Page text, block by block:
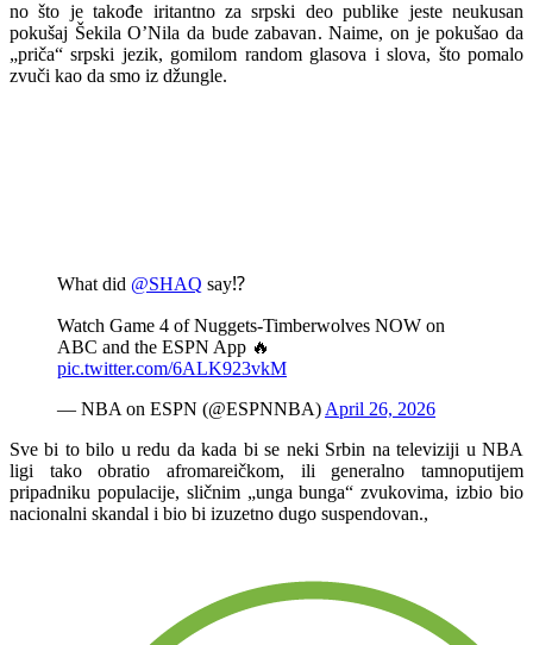
no što je takođe iritantno za srpski deo publike jeste neukusan
pokušaj Šekila O’Nila da bude zabavan. Naime, on je pokušao da
„priča“ srpski jezik, gomilom random glasova i slova, što pomalo
zvuči kao da smo iz džungle.
What did @SHAQ say⁉️
Watch Game 4 of Nuggets-Timberwolves NOW on
ABC and the ESPN App 🔥
pic.twitter.com/6ALK923vkM
— NBA on ESPN (@ESPNNBA) April 26, 2026
Sve bi to bilo u redu da kada bi se neki Srbin na televiziji u NBA
ligi tako obratio afromareičkom, ili generalno tamnoputijem
pripadniku populacije, sličnim „unga bunga“ zvukovima, izbio bio
nacionalni skandal i bio bi izuzetno dugo suspendovan.,